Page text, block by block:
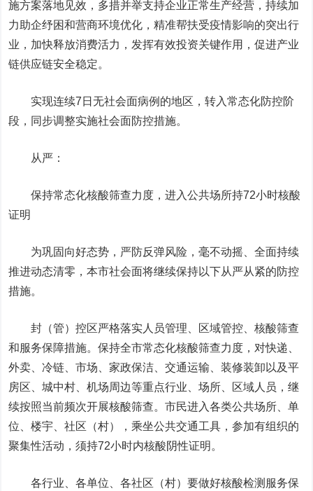
施方案落地见效，多措并举支持企业正常生产经营，持续加
力助企纾困和营商环境优化，精准帮扶受疫情影响的突出行
业，加快释放消费活力，发挥有效投资关键作用，促进产业
链供应链安全稳定。
实现连续7日无社会面病例的地区，转入常态化防控阶
段，同步调整实施社会面防控措施。
从严：
保持常态化核酸筛查力度，进入公共场所持72小时核酸
证明
为巩固向好态势，严防反弹风险，毫不动摇、全面持续
推进动态清零，本市社会面将继续保持以下从严从紧的防控
措施。
封（管）控区严格落实人员管理、区域管控、核酸筛查
和服务保障措施。保持全市常态化核酸筛查力度，对快递、
外卖、冷链、市场、家政保洁、交通运输、装修装卸以及平
房区、城中村、机场周边等重点行业、场所、区域人员，继
续按照当前频次开展核酸筛查。市民进入各类公共场所、单
位、楼宇、社区（村），乘坐公共交通工具，参加有组织的
聚集性活动，须持72小时内核酸阴性证明。
各行业、各单位、各社区（村）要做好核酸检测服务保